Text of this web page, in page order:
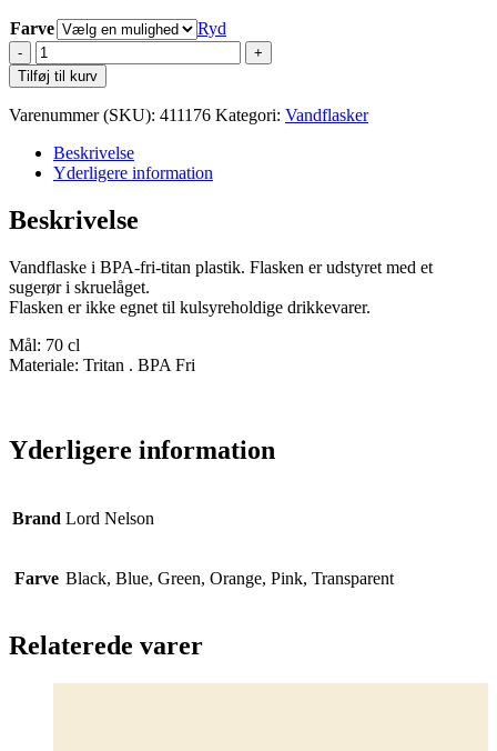
Farve
Ryd
Lord
Nelson
Vandflaske
med
antal
Tilføj til kurv
Varenummer (SKU): 411176 Kategori: Vandflasker
Beskrivelse
Yderligere information
Beskrivelse
Vandflaske i BPA-fri-titan plastik. Flasken er udstyret med et
sugerør i skruelåget.
Flasken er ikke egnet til kulsyreholdige drikkevarer.
Mål: 70 cl
Materiale: Tritan . BPA Fri
Yderligere information
Brand Lord Nelson
Farve Black, Blue, Green, Orange, Pink, Transparent
Relaterede varer